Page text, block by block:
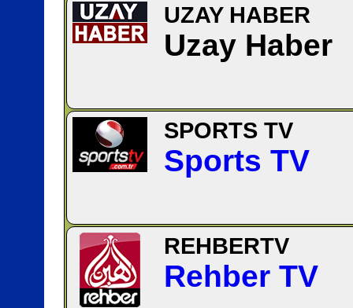
UZAY HABER
Uzay Haber
SPORTS TV
Sports TV
REHBERTV
Rehber TV